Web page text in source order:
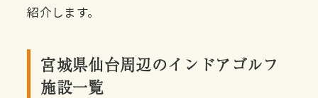
紹介します。
宮城県仙台周辺のインドアゴルフ
施設一覧